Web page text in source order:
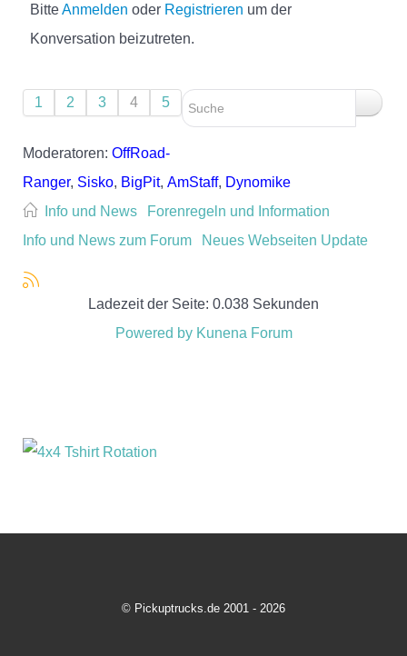
BitteAnmelden oder Registrieren um der
Konversation beizutreten.
1 2 3 4 5
Moderatoren: OffRoad-
Ranger, Sisko, BigPit, AmStaff, Dynomike
Info und News
Forenregeln und Information
Info und News zum Forum
Neues Webseiten Update
Ladezeit der Seite: 0.038 Sekunden
Powered by Kunena Forum
© Pickuptrucks.de 2001 - 2026